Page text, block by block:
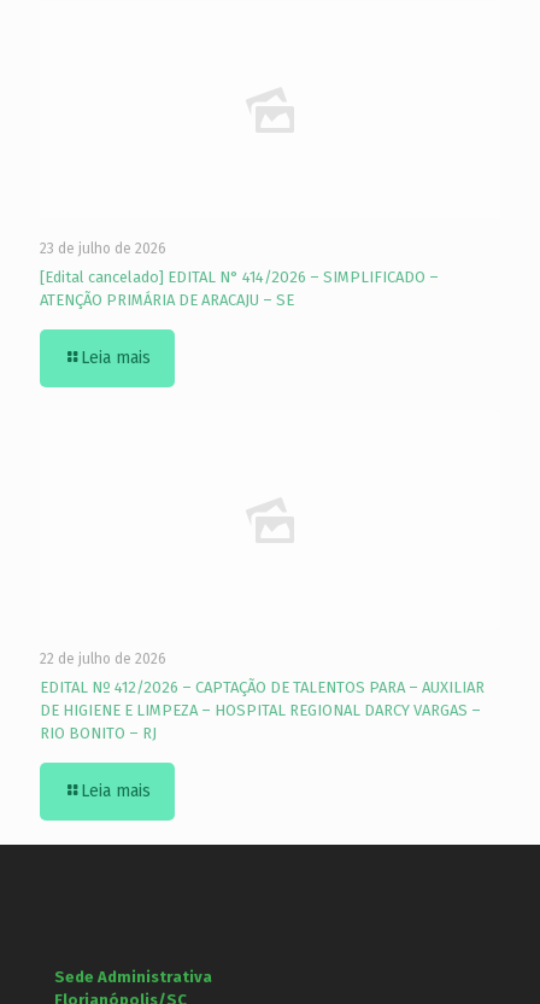
23 de julho de 2026
[Edital cancelado] EDITAL N° 414/2026 – SIMPLIFICADO –
ATENÇÃO PRIMÁRIA DE ARACAJU – SE
Leia mais
22 de julho de 2026
EDITAL Nº 412/2026 – CAPTAÇÃO DE TALENTOS PARA – AUXILIAR
DE HIGIENE E LIMPEZA – HOSPITAL REGIONAL DARCY VARGAS –
RIO BONITO – RJ
Leia mais
Sede Administrativa
Florianópolis/SC